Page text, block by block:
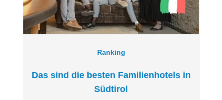
Das sind die besten Familienhotels in
Südtirol
Ranking